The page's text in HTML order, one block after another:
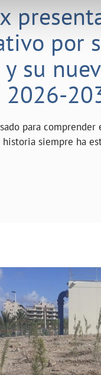
por
su
2026-
para
siempre ha